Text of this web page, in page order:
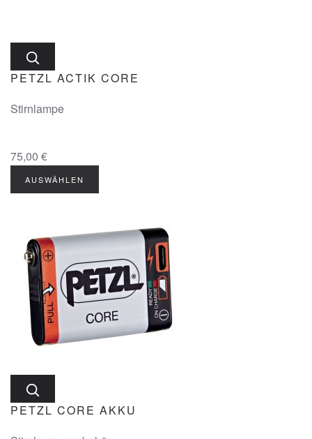
PETZL ACTIK CORE
Stirnlampe
75,00 €
AUSWÄHLEN
PETZL CORE AKKU